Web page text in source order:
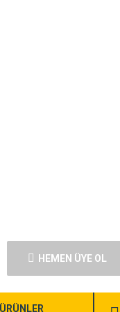
HEMEN ÜYE OL
ÜRÜNLER